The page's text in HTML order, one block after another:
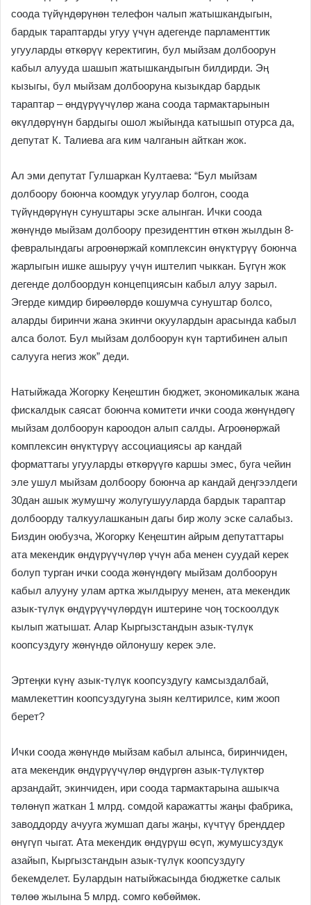
соода түйүндөрүнөн телефон чалып жатышкандыгын,
бардык тараптарды угуу үчүн адегенде парламенттик
угууларды өткөрүү керектигин, бул мыйзам долбоорун
кабыл алууда шашып жатышкандыгын билдирди. Эң
кызыгы, бул мыйзам долбооруна кызыкдар бардык
тараптар – өндүрүүчүлөр жана соода тармактарынын
өкүлдөрүнүн бардыгы ошол жыйында катышып отурса да,
депутат К. Талиева ага ким чалганын айткан жок.
Ал эми депутат Гулшаркан Култаева: “Бул мыйзам
долбоору боюнча коомдук угуулар болгон, соода
түйүндөрүнүн сунуштары эске алынган. Ички соода
жөнүндө мыйзам долбоору президенттин өткөн жылдын 8-
февралындагы агроөнөржай комплексин өнүктүрүү боюнча
жарлыгын ишке ашыруу үчүн иштелип чыккан. Бүгүн жок
дегенде долбоордун концепциясын кабыл алуу зарыл.
Эгерде кимдир бирөөлөрдө кошумча сунуштар болсо,
аларды биринчи жана экинчи окуулардын арасында кабыл
алса болот. Бул мыйзам долбоорун күн тартибинен алып
салууга негиз жок” деди.
Натыйжада Жогорку Кеңештин бюджет, экономикалык жана
фискалдык саясат боюнча комитети ички соода жөнүндөгү
мыйзам долбоорун кароодон алып салды. Агроөнөржай
комплексин өнүктүрүү ассоциациясы ар кандай
форматтагы угууларды өткөрүүгө каршы эмес, буга чейин
эле ушул мыйзам долбоору боюнча ар кандай деңгээлдеги
30дан ашык жумушчу жолугушууларда бардык тараптар
долбоорду талкуулашканын дагы бир жолу эске салабыз.
Биздин оюбузча, Жогорку Кеңештин айрым депутаттары
ата мекендик өндүрүүчүлөр үчүн аба менен суудай керек
болуп турган ички соода жөнүндөгү мыйзам долбоорун
кабыл алууну улам артка жылдыруу менен, ата мекендик
азык-түлүк өндүрүүчүлөрдүн иштерине чоң тоскоолдук
кылып жатышат. Алар Кыргызстандын азык-түлүк
коопсуздугу жөнүндө ойлонушу керек эле.
Эртеңки күнү азык-түлүк коопсуздугу камсыздалбай,
мамлекеттин коопсуздугуна зыян келтирилсе, ким жооп
берет?
Ички соода жөнүндө мыйзам кабыл алынса, биринчиден,
ата мекендик өндүрүүчүлөр өндүргөн азык-түлүктөр
арзандайт, экинчиден, ири соода тармактарына ашыкча
төлөнүп жаткан 1 млрд. сомдой каражатты жаңы фабрика,
заводдорду ачууга жумшап дагы жаңы, күчтүү бренддер
өнүгүп чыгат. Ата мекендик өндүрүш өсүп, жумушсуздук
азайып, Кыргызстандын азык-түлүк коопсуздугу
бекемделет. Булардын натыйжасында бюджетке салык
төлөө жылына 5 млрд. сомго көбөймөк.